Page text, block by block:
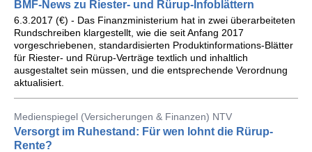
BMF-News zu Riester- und Rürup-Infoblättern
6.3.2017 (€) - Das Finanzministerium hat in zwei überarbeiteten
Rundschreiben klargestellt, wie die seit Anfang 2017
vorgeschriebenen, standardisierten Produktinformations-Blätter
für Riester- und Rürup-Verträge textlich und inhaltlich
ausgestaltet sein müssen, und die entsprechende Verordnung
aktualisiert.
Medienspiegel (Versicherungen & Finanzen) NTV
Versorgt im Ruhestand: Für wen lohnt die Rürup-
Rente?